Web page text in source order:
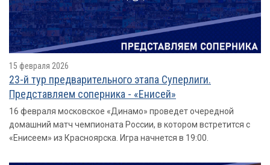
15 февраля 2026
23-й тур предварительного этапа Суперлиги.
Представляем соперника - «Енисей»
16 февраля московское «Динамо» проведет очередной
домашний матч чемпионата России, в котором встретится с
«Енисеем» из Красноярска. Игра начнется в 19:00.